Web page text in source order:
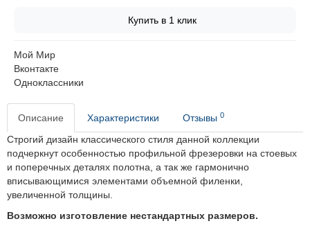
Купить в 1 клик
Мой Мир
Вконтакте
Одноклассники
Описание Характеристики Отзывы 0
Строгий дизайн классического стиля данной коллекции
подчеркнут особенностью профильной фрезеровки на стоевых
и поперечных деталях полотна, а так же гармонично
вписывающимися элементами объемной филенки,
увеличенной толщины.
Возможно изготовление нестандартных размеров.